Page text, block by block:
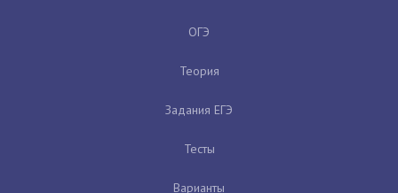
ОГЭ
Теория
Задания ЕГЭ
Тесты
Варианты